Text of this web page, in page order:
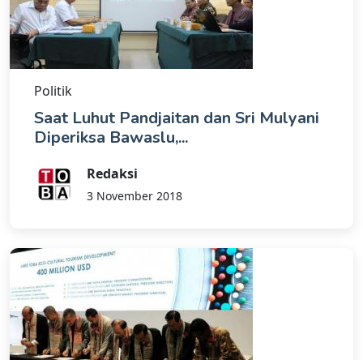
Politik
Saat Luhut Pandjaitan dan Sri Mulyani
Diperiksa Bawaslu,...
Redaksi
3 November 2018